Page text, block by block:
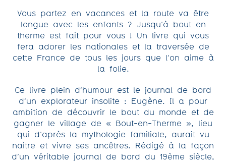
Vous partez en vacances et la route va être
longue avec les enfants ? Jusqu’à bout en
therme est fait pour vous ! Un livre qui vous
fera adorer les nationales et la traversée de
cette France de tous les jours que l’on aime à
la folie.
Ce livre plein d’humour est le journal de bord
d’un explorateur insolite : Eugène. Il a pour
ambition de découvrir le bout du monde et de
gagner le village de « Bout-en-Therme », lieu
qui d’après la mythologie familiale, aurait vu
naitre et vivre ses ancêtres. Rédigé à la façon
d’un véritable journal de bord du 19ème siècle,